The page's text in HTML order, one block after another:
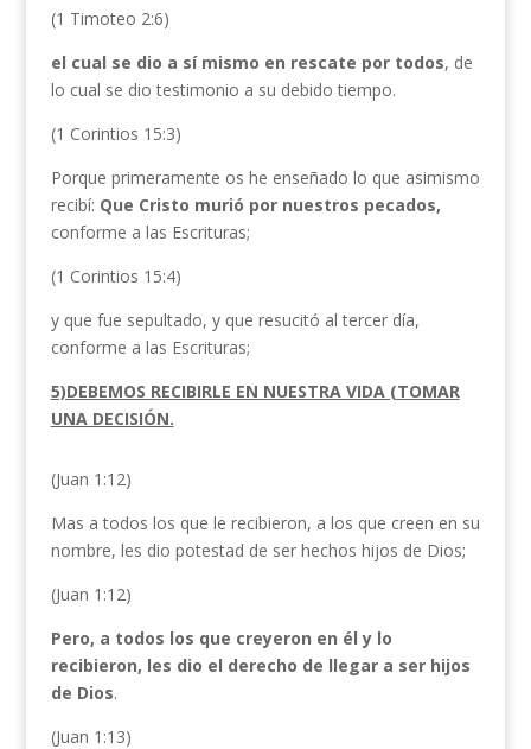
(1 Timoteo 2:6)
el cual se dio a sí mismo en rescate por todos, de
lo cual se dio testimonio a su debido tiempo.
(1 Corintios 15:3)
Porque primeramente os he enseñado lo que asimismo
recibí: Que Cristo murió por nuestros pecados,
conforme a las Escrituras;
(1 Corintios 15:4)
y que fue sepultado, y que resucitó al tercer día,
conforme a las Escrituras;
5)DEBEMOS RECIBIRLE EN NUESTRA VIDA (TOMAR
UNA DECISIÓN.
(Juan 1:12)
Mas a todos los que le recibieron, a los que creen en su
nombre, les dio potestad de ser hechos hijos de Dios;
(Juan 1:12)
Pero, a todos los que creyeron en él y lo
recibieron, les dio el derecho de llegar a ser hijos
de Dios.
(Juan 1:13)